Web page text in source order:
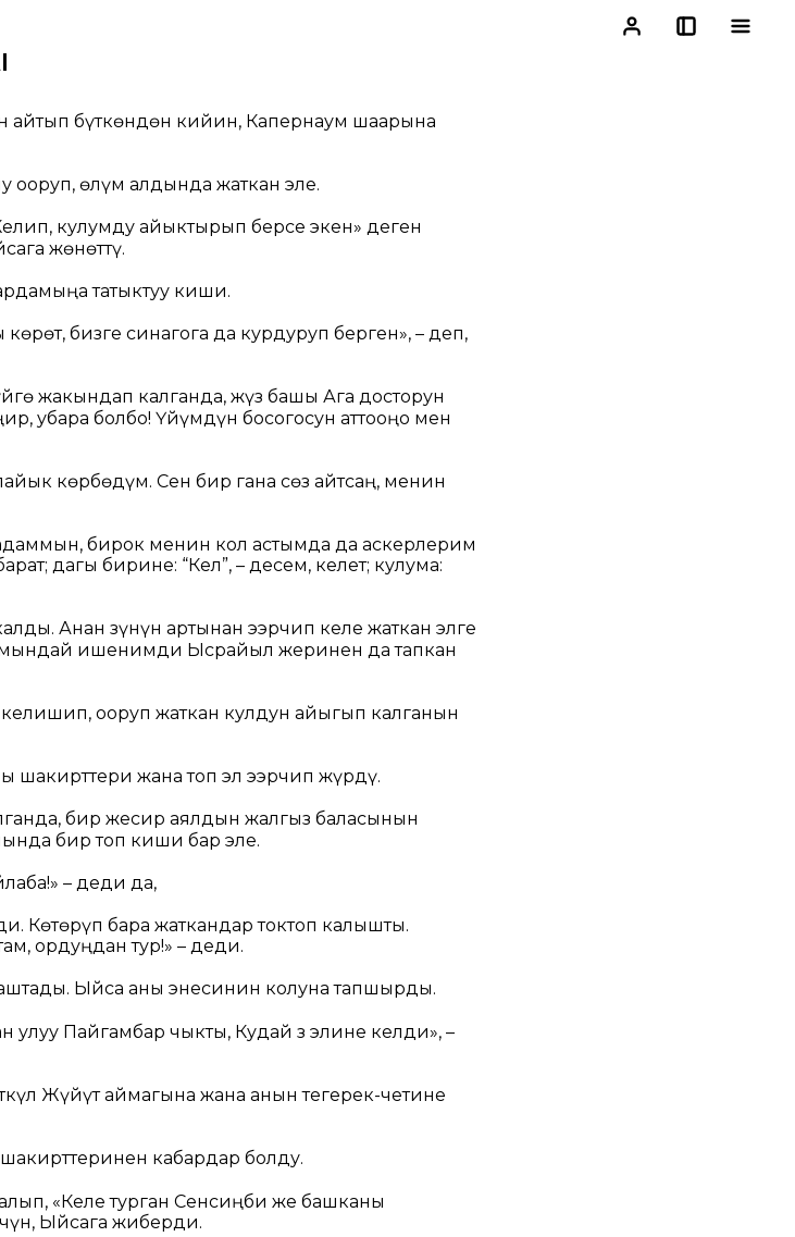
айтып бүткөндөн кийин, Капернаум шаарына
өлүм алдында жаткан эле.
кулумду айыктырып берсе экен» деген
жөнөттү.
татыктуу киши.
бизге синагога да курдуруп берген», – деп,
жакындап калганда, жүз башы Ага досторун
убара болбо! Үйүмдүн босогосун аттооңо мен
көрбөдүм. Сен бир гана сөз айтсаң, менин
бирок менин кол астымда да аскерлерим
дагы бирине: “Кел”, – десем, келет; кулума:
Анан Өзүнүн артынан ээрчип келе жаткан элге
ишенимди Ысрайыл жеринен да тапкан
ооруп жаткан кулдун айыгып калганын
жана топ эл ээрчип жүрдү.
бир жесир аялдын жалгыз баласынын
бир топ киши бар эле.
– деди да,
Көтөрүп бара жаткандар токтоп калышты.
ордуңдан тур!» – деди.
Ыйса аны энесинин колуна тапшырды.
Пайгамбар чыкты, Кудай Өз элине келди», –
Жүйүт аймагына жана анын тегерек-четине
кабардар болду.
«Келе турган Сенсиңби же башканы
Ыйсага жиберди.